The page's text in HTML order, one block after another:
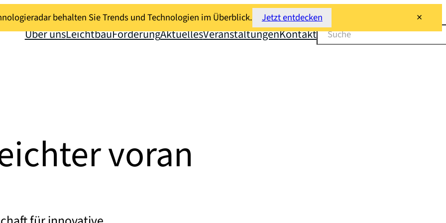
behalten Sie Trends und Technologien im Überblick. Jetzt entdecken
×
Über unsLeichtbauFörderungAktuellesVeranstaltungenKontaktSuchen
voran